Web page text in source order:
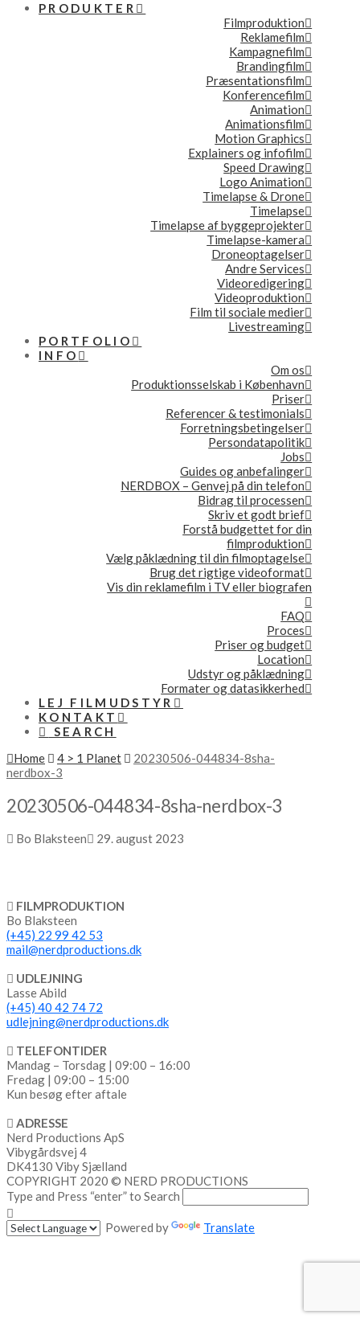
PRODUKTER
Filmproduktion
Reklamefilm
Kampagnefilm
Brandingfilm
Præsentationsfilm
Konferencefilm
Animation
Animationsfilm
Motion Graphics
Explainers og infofilm
Speed Drawing
Logo Animation
Timelapse & Drone
Timelapse
Timelapse af byggeprojekter
Timelapse-kamera
Droneoptagelser
Andre Services
Videoredigering
Videoproduktion
Film til sociale medier
Livestreaming
PORTFOLIO
INFO
Om os
Produktionsselskab i København
Priser
Referencer & testimonials
Forretningsbetingelser
Persondatapolitik
Jobs
Guides og anbefalinger
NERDBOX – Genvej på din telefon
Bidrag til processen
Skriv et godt brief
Forstå budgettet for din
filmproduktion
Vælg påklædning til din filmoptagelse
Brug det rigtige videoformat
Vis din reklamefilm i TV eller biografen
FAQ
Proces
Priser og budget
Location
Udstyr og påklædning
Formater og datasikkerhed
LEJ FILMUDSTYR
KONTAKT
SEARCH
Home
4 > 1 Planet
20230506-044834-8sha-
nerdbox-3
20230506-044834-8sha-nerdbox-3
Bo Blaksteen 29. august 2023
FILMPRODUKTION
Bo Blaksteen
(+45) 22 99 42 53
mail@nerdproductions.dk
UDLEJNING
Lasse Abild
(+45) 40 42 74 72
udlejning@nerdproductions.dk
TELEFONTIDER
Mandag – Torsdag | 09:00 – 16:00
Fredag | 09:00 – 15:00
Kun besøg efter aftale
ADRESSE
Nerd Productions ApS
Vibygårdsvej 4
DK4130 Viby Sjælland
COPYRIGHT 2020 © NERD PRODUCTIONS
Type and Press “enter” to Search
Powered by Translate